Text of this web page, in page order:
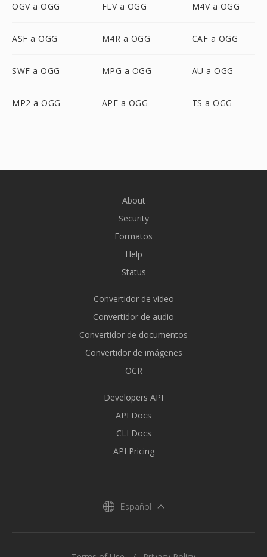
OGV a OGG FLV a OGG M4V a OGG
ASF a OGG M4R a OGG CAF a OGG
SWF a OGG MPG a OGG AU a OGG
MP2 a OGG APE a OGG TS a OGG
About
Security
Formatos
Help
Status
Convertidor de vídeo
Convertidor de audio
Convertidor de documentos
Convertidor de imágenes
OCR
Developers API
API Docs
CLI Docs
API Pricing
Español